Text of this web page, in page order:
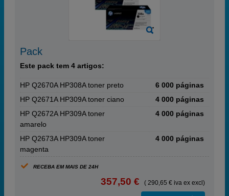
Pack
Este pack tem 4 artigos:
HP Q2670A HP308A toner preto
6 000 páginas
HP Q2671A HP309A toner ciano
4 000 páginas
HP Q2672A HP309A toner
amarelo
4 000 páginas
HP Q2673A HP309A toner
magenta
4 000 páginas
RECEBA EM MAIS DE 24H
357,50 € ( 290,65 € iva ex excl)